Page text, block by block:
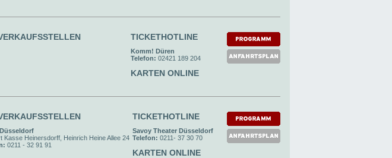
TICKETHOTLINE
Komm! Düren
Telefon: 02421 189 204
KARTEN ONLINE
Kasse Heinersdorff, Heinrich Heine Allee 24
0211 - 32 91 91
TICKETHOTLINE
Savoy Theater Düsseldorf
Telefon: 0211- 37 30 70
KARTEN ONLINE